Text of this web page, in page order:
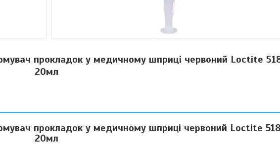
прокладок у медичному шприці червоний Loctite
20мл
прокладок у медичному шприці червоний Loctite 518
20мл